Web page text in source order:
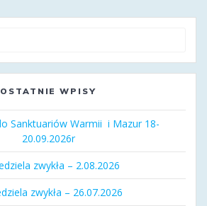
OSTATNIE WPISY
Sanktuariów Warmii i Mazur 18-
20.09.2026r
zwykła – 2.08.2026
zwykła – 26.07.2026